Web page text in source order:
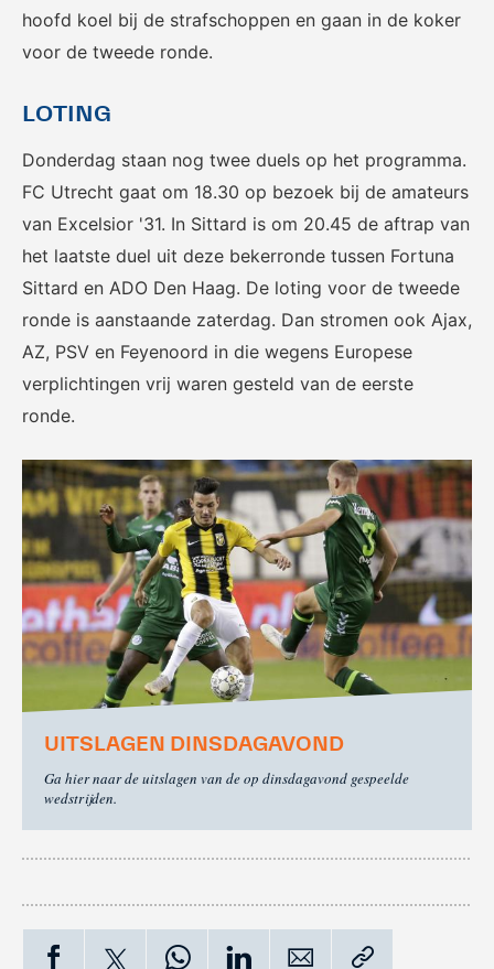
hoofd koel bij de strafschoppen en gaan in de koker
voor de tweede ronde.
LOTING
Donderdag staan nog twee duels op het programma.
FC Utrecht gaat om 18.30 op bezoek bij de amateurs
van Excelsior '31. In Sittard is om 20.45 de aftrap van
het laatste duel uit deze bekerronde tussen Fortuna
Sittard en ADO Den Haag. De loting voor de tweede
ronde is aanstaande zaterdag. Dan stromen ook Ajax,
AZ, PSV en Feyenoord in die wegens Europese
verplichtingen vrij waren gesteld van de eerste
ronde.
UITSLAGEN DINSDAGAVOND
Ga hier naar de uitslagen van de op dinsdagavond gespeelde
wedstrijden.